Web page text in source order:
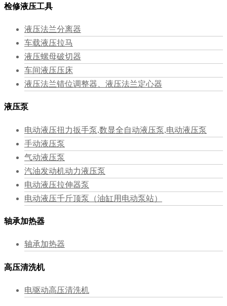
检修液压工具
液压法兰分离器
车载液压拉马
液压螺母破切器
车间液压压床
液压法兰错位调整器、液压法兰定心器
液压泵
电动液压扭力扳手泵,数显全自动液压泵,电动液压泵
手动液压泵
气动液压泵
汽油发动机动力液压泵
电动液压拉伸器泵
电动液压千斤顶泵（油缸用电动泵站）
轴承加热器
轴承加热器
高压清洗机
电驱动高压清洗机